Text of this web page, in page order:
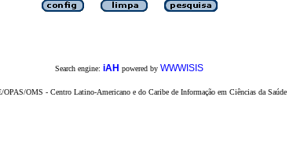
Search engine: iAH powered by WWWISIS
OMS - Centro Latino-Americano e do Caribe de Informação em Ciências da Saúde